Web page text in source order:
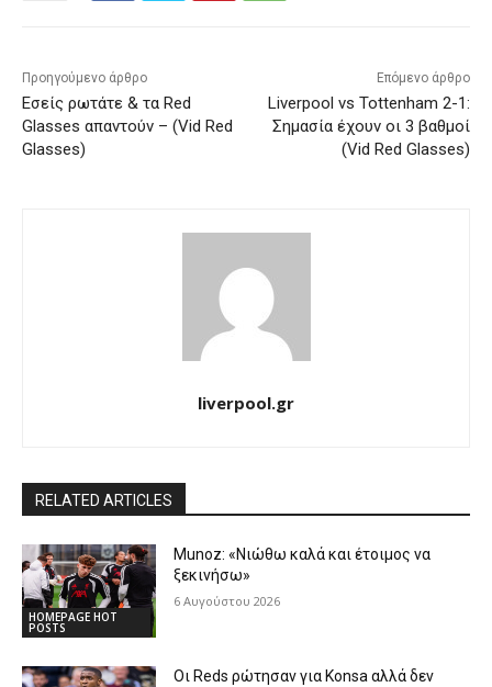
Προηγούμενο άρθρο
Εσείς ρωτάτε & τα Red
Glasses απαντούν – (Vid Red
Glasses)
Επόμενο άρθρο
Liverpool vs Tottenham 2-1:
Σημασία έχουν οι 3 βαθμοί
(Vid Red Glasses)
liverpool.gr
RELATED ARTICLES
HOMEPAGE HOT
POSTS
Munoz: «Νιώθω καλά και έτοιμος να
ξεκινήσω»
6 Αυγούστου 2026
Οι Reds ρώτησαν για Konsa αλλά δεν